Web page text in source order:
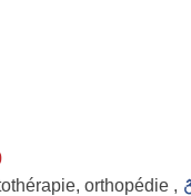
, orthopédie ,